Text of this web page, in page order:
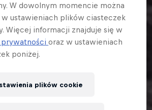
W dowolnym momencie można
ustawieniach plików ciasteczek
Więcej informacji znajduje się w
prywatnościoraz w ustawieniach
poniżej.
plików cookie